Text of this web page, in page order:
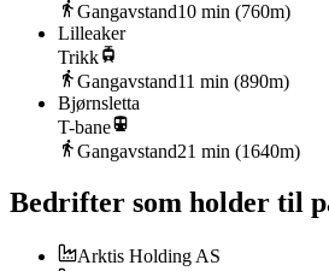
Gangavstand10 min (760m)
Lilleaker
Trikk
Gangavstand11 min (890m)
Bjørnsletta
T-bane
Gangavstand21 min (1640m)
Bedrifter som holder til
Arktis Holding AS